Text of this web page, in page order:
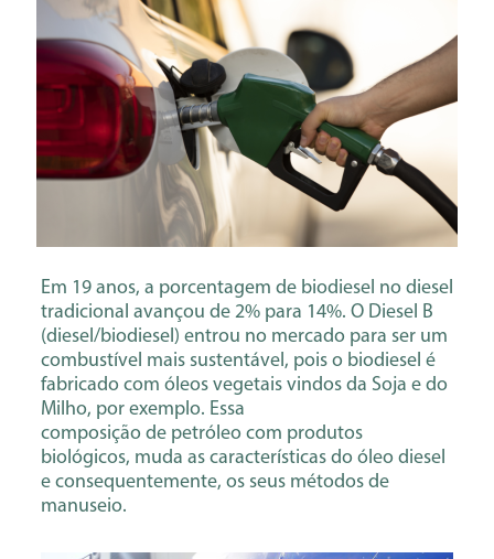
Em 19 anos, a porcentagem de biodiesel no diesel
tradicional avançou de 2% para 14%. O Diesel B
(diesel/biodiesel) entrou no mercado para ser um
combustível mais sustentável, pois o biodiesel é
fabricado com óleos vegetais vindos da Soja e do
Milho, por exemplo. Essa
composição de petróleo com produtos
biológicos, muda as características do óleo diesel
e consequentemente, os seus métodos de
manuseio.